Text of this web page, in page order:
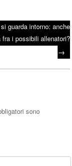
guarda intorno: anche
fra i possibili allenatori?
→
sono